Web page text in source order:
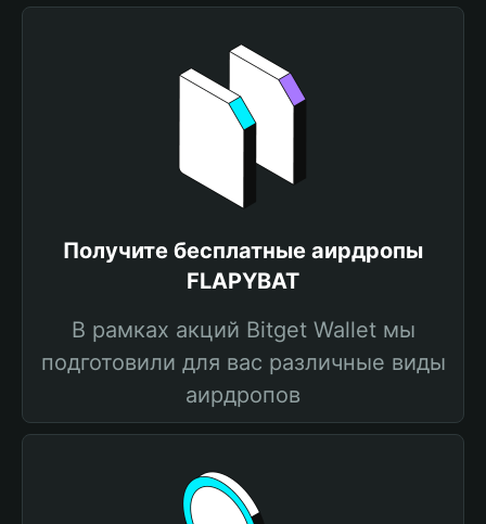
Получите бесплатные аирдропы
FLAPYBAT
В рамках акций Bitget Wallet мы
подготовили для вас различные виды
аирдропов